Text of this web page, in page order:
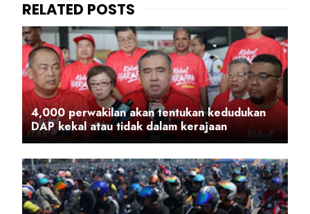
4,000 perwakilan akan tentukan kedudukan
DAP kekal atau tidak dalam kerajaan